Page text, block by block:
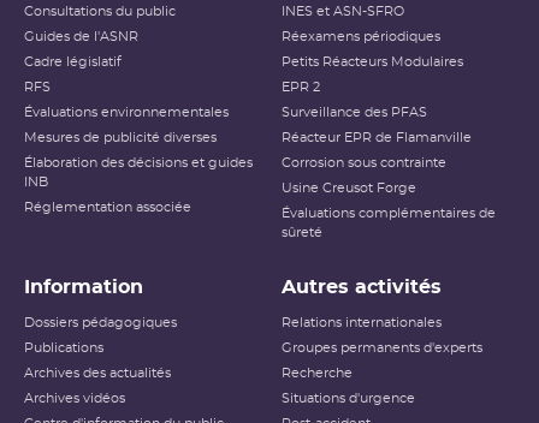
c) En cohérence avec le deuxième considérant de la décision et visant à
exclure de la version préliminaire du rapport de sûreté les risques liés à la
construction de l’INB, reformuler l’article 4.9.1 dans les termes suivants :
« La version préliminaire du rapport de sûreté traite des risques auxquels
l’installation nucléaire de base peut exposer les intérêts mentionnés à
l’article L. 593-1 du code de l’environnement avant sa mise en service
notamment ceux liés aux d'essais préalables à la mise en service de l'INB au
regard des activités prévues et des substances dangereuses mises en œuvre.
La version préliminaire du rapport de sûreté identifie les incidents et
accidents qui pourraient survenir préalablement à cette mise en service du
pas sur les risques liés à la construction de l’INB. »
Consultations du public
Guides de l'ASNR
Cadre législatif
RFS
Évaluations environnementales
Mesures de publicité diverses
Élaboration des décisions et guides
INB
Réglementation associée
INES et ASN-SFRO
Réexamens périodiques
Petits Réacteurs Modulaires
EPR 2
Surveillance des PFAS
Réacteur EPR de Flamanville
Corrosion sous contrainte
Usine Creusot Forge
Évaluations complémentaires de
sûreté
Information
Dossiers pédagogiques
Publications
Archives des actualités
Archives vidéos
Autres activités
Relations internationales
Groupes permanents d'experts
Recherche
Situations d'urgence